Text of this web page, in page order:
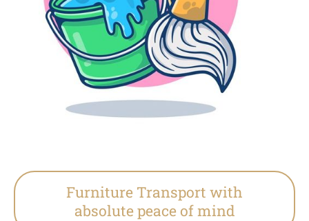
Furniture Transport with
absolute peace of mind